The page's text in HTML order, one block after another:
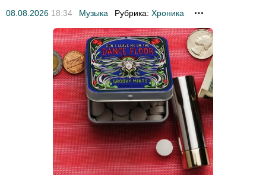
08.08.2026 18:34 Музыка Рубрика: Хроника